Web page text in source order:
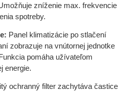
zníženie max. frekvencie
spotreby.
Panel klimatizácie po stlačení
zobrazuje na vnútornej jednotke
pomáha užívateľom
energie.
ochranný filter zachytáva častice